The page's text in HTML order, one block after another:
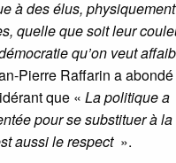
à des élus,
quelle que soit leur
qu’on veut
Pierre Raffarin a
que « La politique a
pour se substituer à
aussi le respect ».